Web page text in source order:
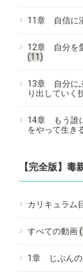
11章 自信に
12章 自分を
(11)
13章 自分に
り出していく
14章 もう誰
をやって生き
【完全版】
カリキュラム
すべての動画
1章 じぶんの